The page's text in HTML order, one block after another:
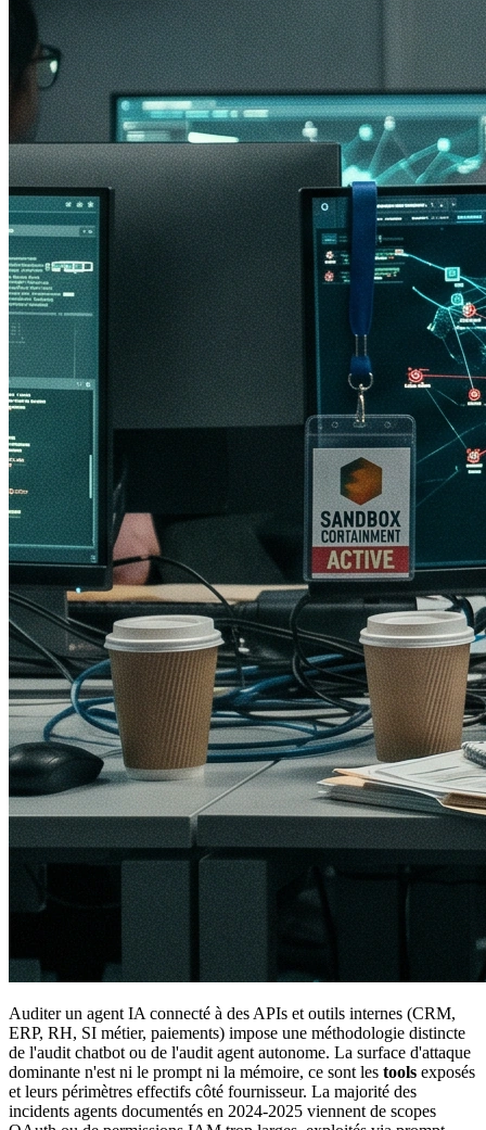
Auditer un agent IA connecté à des APIs et outils internes (CRM,
ERP, RH, SI métier, paiements) impose une méthodologie distincte
de l'audit chatbot ou de l'audit agent autonome. La surface d'attaque
dominante n'est ni le prompt ni la mémoire, ce sont les tools exposés
et leurs périmètres effectifs côté fournisseur. La majorité des
incidents agents documentés en 2024-2025 viennent de scopes